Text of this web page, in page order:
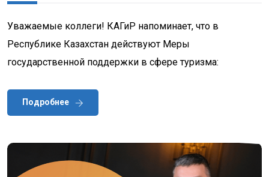
Уважаемые коллеги! КАГиР напоминает, что в
Республике Казахстан действуют Меры
государственной поддержки в сфере туризма:
Подробнее